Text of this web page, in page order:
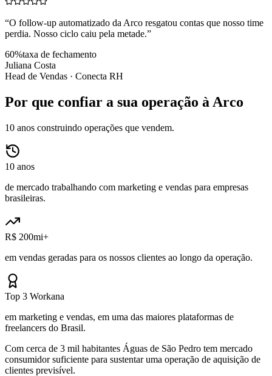
“O follow-up automatizado da Arco resgatou contas que nosso time
perdia. Nosso ciclo caiu pela metade.”
60%taxa de fechamento
Juliana Costa
Head de Vendas · Conecta RH
Por que confiar a sua operação à Arco
10 anos construindo operações que vendem.
10 anos
de mercado trabalhando com marketing e vendas para empresas
brasileiras.
R$ 200mi+
em vendas geradas para os nossos clientes ao longo da operação.
Top 3 Workana
em marketing e vendas, em uma das maiores plataformas de
freelancers do Brasil.
Com cerca de 3 mil habitantes Águas de São Pedro tem mercado
consumidor suficiente para sustentar uma operação de aquisição de
clientes previsível.